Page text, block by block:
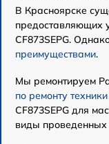
В Красноярске
предоставляющих
CF873SEPG.
преимуществами.
Мы ремонтируем
по ремонту
CF873SEPG для
виды проведенных